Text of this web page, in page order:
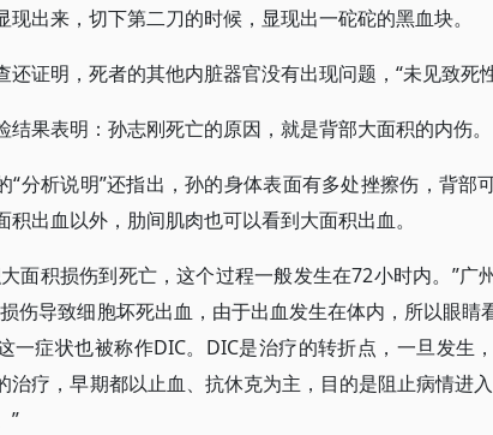
现出来，切下第二刀的时候，显现出一砣砣的黑血块。
还证明，死者的其他内脏器官没有出现问题，“未见致死性
结果表明：孙志刚死亡的原因，就是背部大面积的内伤。
“分析说明”还指出，孙的身体表面有多处挫擦伤，背部
积出血以外，肋间肌肉也可以看到大面积出血。
面积损伤到死亡，这个过程一般发生在72小时内。”广
伤导致细胞坏死出血，由于出血发生在体内，所以眼睛
一症状也被称作DIC。DIC是治疗的转折点，一旦发生
治疗，早期都以止血、抗休克为主，目的是阻止病情进
”